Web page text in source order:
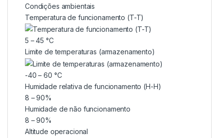
Condições ambientais
Temperatura de funcionamento (T-T)
5 – 45 °C
Limite de temperaturas (armazenamento)
-40 – 60 °C
Humidade relativa de funcionamento (H-H)
8 – 90%
Humidade de não funcionamento
8 – 90%
Altitude operacional